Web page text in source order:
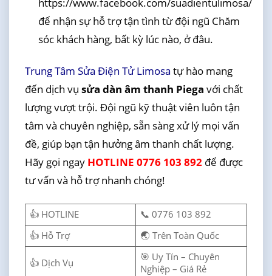
https://www.facebook.com/suadientulimosa/
để nhận sự hỗ trợ tận tình từ đội ngũ Chăm
sóc khách hàng, bất kỳ lúc nào, ở đâu.
Trung Tâm Sửa Điện Tử Limosa tự hào mang
đến dịch vụ sửa dàn âm thanh Piega với chất
lượng vượt trội. Đội ngũ kỹ thuật viên luôn tận
tâm và chuyên nghiệp, sẵn sàng xử lý mọi vấn
đề, giúp bạn tận hưởng âm thanh chất lượng.
Hãy gọi ngay HOTLINE 0776 103 892để được
tư vấn và hỗ trợ nhanh chóng!
👍 HOTLINE
📞 0776 103 892
👍 Hỗ Trợ
🌏 Trên Toàn Quốc
👍 Dịch Vụ
🎯 Uy Tín – Chuyên
Nghiệp – Giá Rẻ